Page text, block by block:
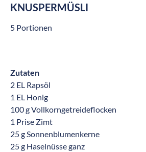
KNUSPERMÜSLI
5 Portionen
Zutaten
2 EL Rapsöl
1 EL Honig
100 g Vollkorngetreideflocken
1 Prise Zimt
25 g Sonnenblumenkerne
25 g Haselnüsse ganz